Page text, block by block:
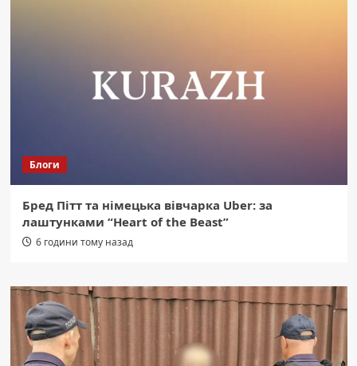
Блоги
Бред Пітт та німецька вівчарка Uber: за
лаштунками “Heart of the Beast”
6 години тому назад